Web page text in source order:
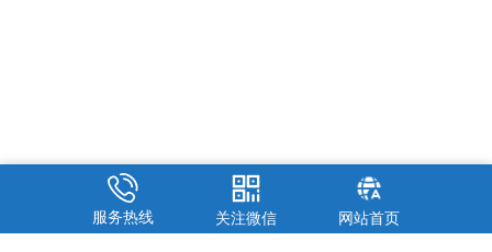
服务热线 关注微信 网站首页